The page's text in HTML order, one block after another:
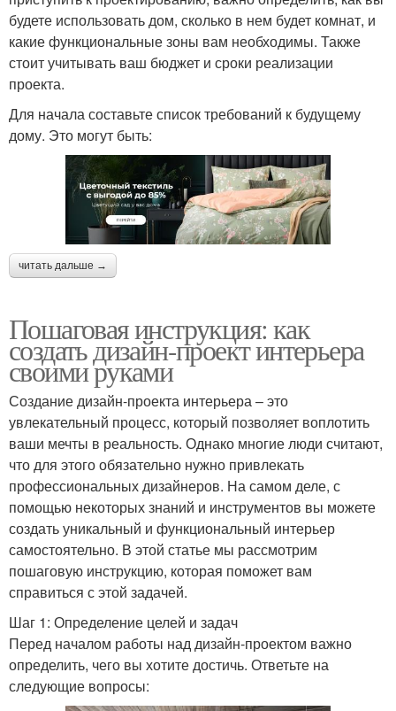
будете использовать дом, сколько в нем будет комнат, и
какие функциональные зоны вам необходимы. Также
стоит учитывать ваш бюджет и сроки реализации
проекта.
Для начала составьте список требований к будущему
дому. Это могут быть:
читать дальше →
Пошаговая инструкция: как
создать дизайн-проект интерьера
своими руками
Создание дизайн-проекта интерьера – это
увлекательный процесс, который позволяет воплотить
ваши мечты в реальность. Однако многие люди считают,
что для этого обязательно нужно привлекать
профессиональных дизайнеров. На самом деле, с
помощью некоторых знаний и инструментов вы можете
создать уникальный и функциональный интерьер
самостоятельно. В этой статье мы рассмотрим
пошаговую инструкцию, которая поможет вам
справиться с этой задачей.
Шаг 1: Определение целей и задач
Перед началом работы над дизайн-проектом важно
определить, чего вы хотите достичь. Ответьте на
следующие вопросы: